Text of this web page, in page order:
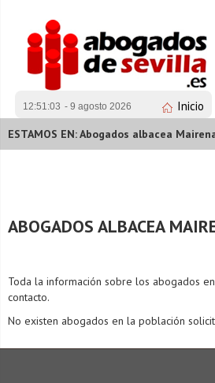
12:51:03 - 9 agosto 2026 Inicio
ESTAMOS EN: Abogados albacea
ABOGADOS ALBACEA
Toda la información sobre los abogados en
contacto.
No existen abogados en la población